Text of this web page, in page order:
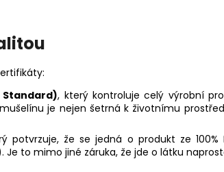
Standard), který kontroluje celý výrobní
je nejen šetrná k životnímu
potvrzuje, že se jedná o produkt ze
to mimo jiné záruka, že jde o látku